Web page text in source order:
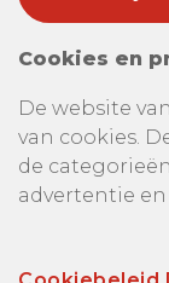
Cookies en
De website
van cookies.
de
advertentie en